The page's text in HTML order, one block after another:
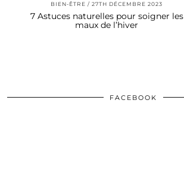
BIEN-ÊTRE 27TH DÉCEMBRE 2023
7 Astuces naturelles pour soigner les
maux de l’hiver
FACEBOOK